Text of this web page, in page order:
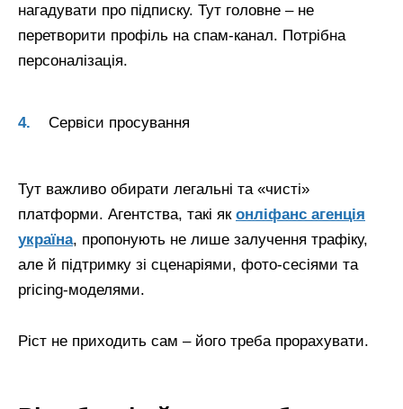
нагадувати про підписку. Тут головне – не
перетворити профіль на спам-канал. Потрібна
персоналізація.
Сервіси просування
Тут важливо обирати легальні та «чисті»
платформи. Агентства, такі як онліфанс агенція
україна, пропонують не лише залучення трафіку,
але й підтримку зі сценаріями, фото-сесіями та
pricing-моделями.
Ріст не приходить сам – його треба прорахувати.